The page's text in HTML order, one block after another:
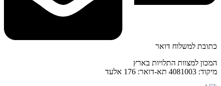
כתובת למשלוח דואר
המכון למצוות התלויות בארץ
מיקוד: 4081003 תא-דואר: 176 אלעד